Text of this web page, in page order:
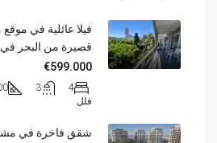
فيلا عائلية في
قصيرة من البحر في
€599.000
4
3
فلل
شقق فاخرة في